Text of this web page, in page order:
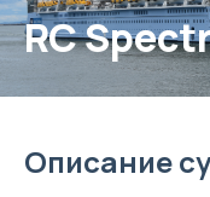
RC
Описание